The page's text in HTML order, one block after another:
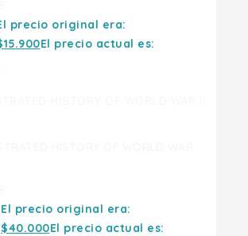
precio original era:
15.900El precio actual es:
El precio original era:
$40.000El precio actual es: